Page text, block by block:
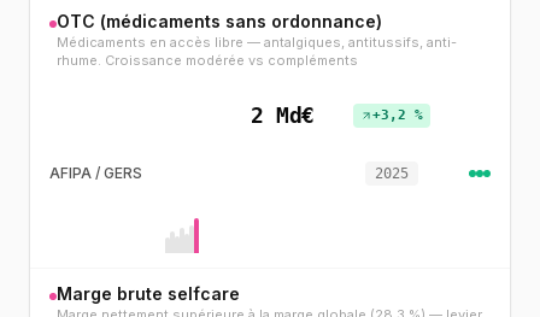
OTC (médicaments sans ordonnance)
Médicaments en accès libre — antalgiques, antitussifs, anti-
rhume. Croissance modérée vs compléments
2 Md€ +3,2 %
AFIPA / GERS 2025
Marge brute selfcare